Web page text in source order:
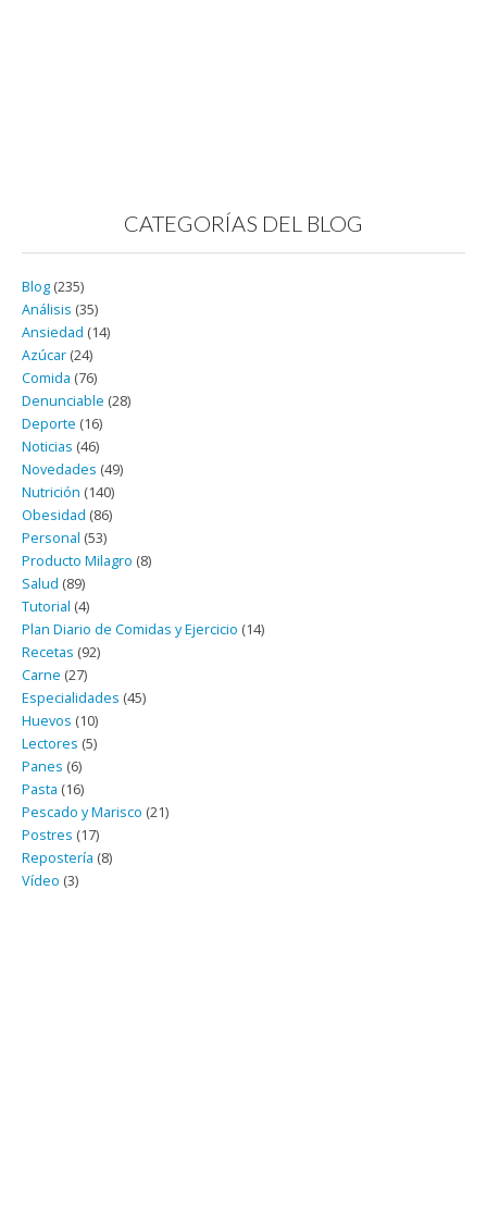
CATEGORÍAS DEL BLOG
Blog (235)
Análisis (35)
Ansiedad (14)
Azúcar (24)
Comida (76)
Denunciable (28)
Deporte (16)
Noticias (46)
Novedades (49)
Nutrición (140)
Obesidad (86)
Personal (53)
Producto Milagro (8)
Salud (89)
Tutorial (4)
Plan Diario de Comidas y Ejercicio (14)
Recetas (92)
Carne (27)
Especialidades (45)
Huevos (10)
Lectores (5)
Panes (6)
Pasta (16)
Pescado y Marisco (21)
Postres (17)
Repostería (8)
Vídeo (3)